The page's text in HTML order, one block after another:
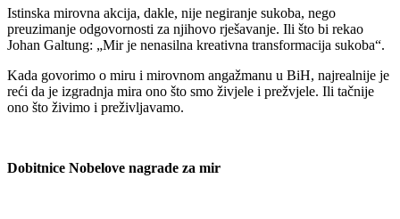
Istinska mirovna akcija, dakle, nije negiranje sukoba, nego
preuzimanje odgovornosti za njihovo rješavanje. Ili što bi rekao
Johan Galtung: „Mir je nenasilna kreativna transformacija sukoba“.
Kada govorimo o miru i mirovnom angažmanu u BiH, najrealnije je
reći da je izgradnja mira ono što smo živjele i prežvjele. Ili tačnije
ono što živimo i preživljavamo.
Dobitnice Nobelove nagrade za mir